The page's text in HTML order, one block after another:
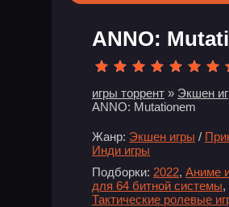
ANNO:
игры торрент » Экшен
ANNO: Mutationem
Жанр: Экшен игры /
Инди игры
Подборки: 2022, Аниме
для 64 битной системы,
Тактические ролевые